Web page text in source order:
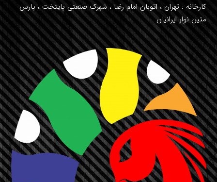
کارخانه : تهران ، اتوبان امام رضا ، شهرک صنعتی پایتخت ، پارس
متین نوار ایرانیان